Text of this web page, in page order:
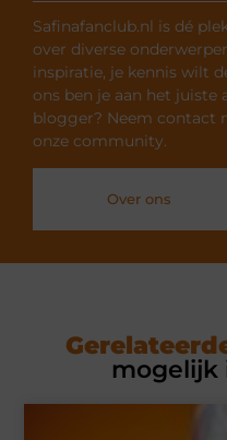
Safinafanclub.nl is dé
over diverse
inspiratie, je kennis wilt
ons ben je aan het juiste
blogger? Neem contact
onze community.
Over ons
mogelijk